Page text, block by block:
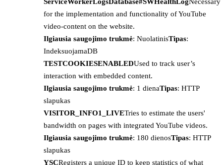
for the implementation and functionality of YouTube
video-content on the website.
Ilgiausia saugojimo trukmė: NuolatinisTipas:
IndeksuojamaDB
TESTCOOKIESENABLEDUsed to track user’s
interaction with embedded content.
Ilgiausia saugojimo trukmė: 1 dienaTipas: HTTP
slapukas
VISITOR_INFO1_LIVETries to estimate the users'
bandwidth on pages with integrated YouTube videos.
Ilgiausia saugojimo trukmė: 180 dienosTipas: HTTP
slapukas
YSCRegisters a unique ID to keep statistics of what